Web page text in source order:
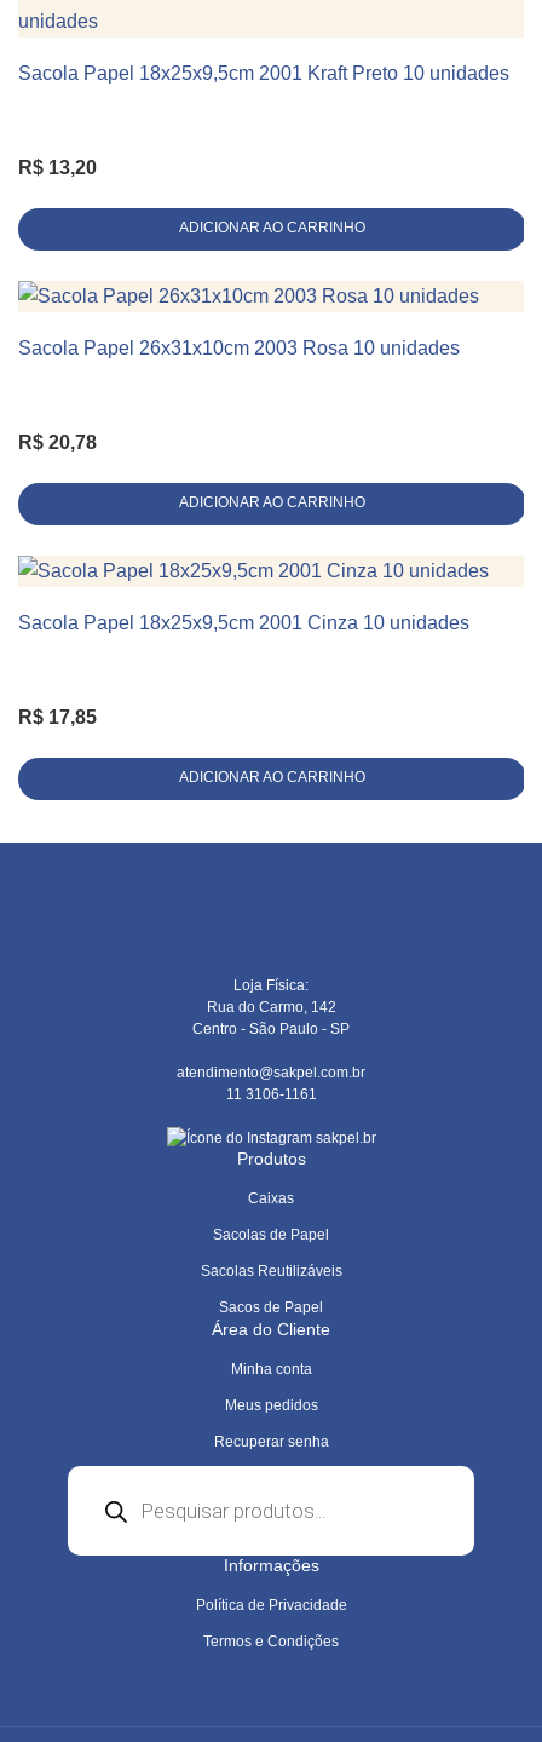
Linha
KIT 10 UNIDADES
Sacola Papel 18x25x9,5cm 2001 Kraft Preto 10 unidades
R$ 13,20
ADICIONAR AO CARRINHO
KIT 10 UNIDADES
Sacola Papel 26x31x10cm 2003 Rosa 10 unidades
R$ 20,78
ADICIONAR AO CARRINHO
KIT 10 UNIDADES
Sacola Papel 18x25x9,5cm 2001 Cinza 10 unidades
R$ 17,85
ADICIONAR AO CARRINHO
Loja Física:
Rua do Carmo, 142
Centro - São Paulo - SP
atendimento@sakpel.com.br
11 3106-1161
sakpel.br
Produtos
Caixas
Sacolas de Papel
Sacolas Reutilizáveis
Sacos de Papel
Área do Cliente
Minha conta
Meus pedidos
Recuperar senha
produtos
Informações
Política de Privacidade
Termos e Condições